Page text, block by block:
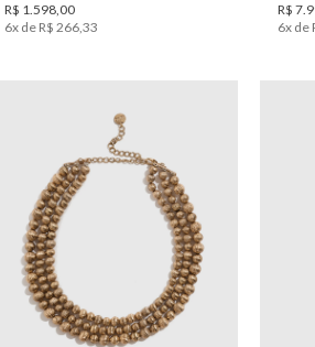
R$ 1.598,00
6x de R$ 266,33
R$ 7.
6x de